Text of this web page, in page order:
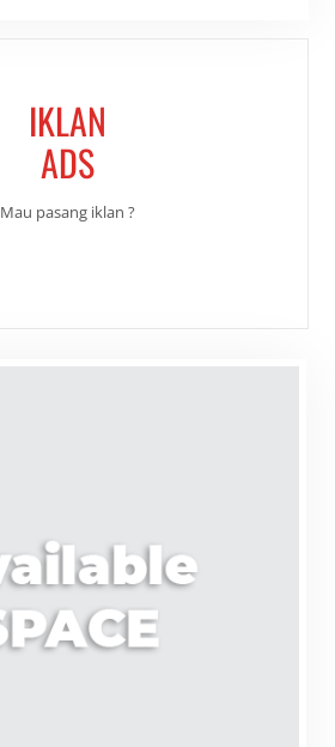
IKLAN
ADS
Mau pasang iklan ?